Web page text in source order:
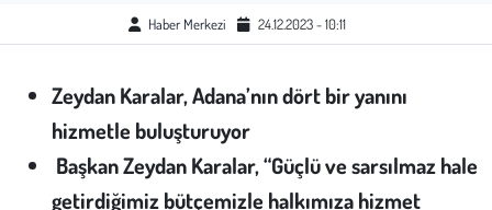
Haber Merkezi 24.12.2023 - 10:11
Zeydan Karalar, Adana’nın dört bir yanını
hizmetle buluşturuyor
Başkan Zeydan Karalar, “Güçlü ve sarsılmaz hale
getirdiğimiz bütçemizle halkımıza hizmet
Çevre
Galeri